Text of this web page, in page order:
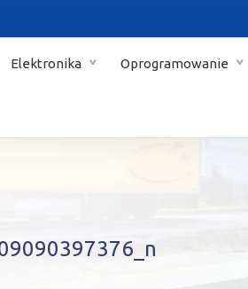
Elektronika Oprogramowanie